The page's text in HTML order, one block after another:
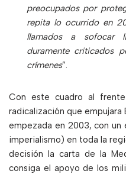
preocupados por
repita lo ocurrido en
llamados a sofocar
duramente criticados
crímenes”.
Con este cuadro al
radicalización que
empezada en 2003, con
imperialismo) en toda la
decisión la carta de la
consiga el apoyo de los